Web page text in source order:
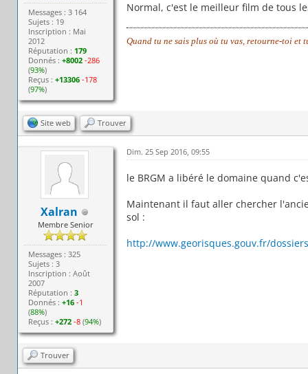
Messages : 3 164
Sujets : 19
Inscription : Mai
2012
Réputation : 179
Donnés :+8002 -286
(93%)
Reçus :+13306 -178
(97%)
Normal, c'est le meilleur film de tous
Quand tu ne sais plus où tu vas, retourne-toi
Site web Trouver
Xalran
Membre Senior
Messages : 325
Sujets : 3
Inscription : Août
2007
Réputation :3
Donnés :+16 -1
(88%)
Reçus :+272 -8 (94%)
Dim. 25 Sep 2016, 09:55
le BRGM a libéré le domaine quand
Maintenant il faut aller chercher
sol :
http://www.georisques.gouv.fr/
Trouver